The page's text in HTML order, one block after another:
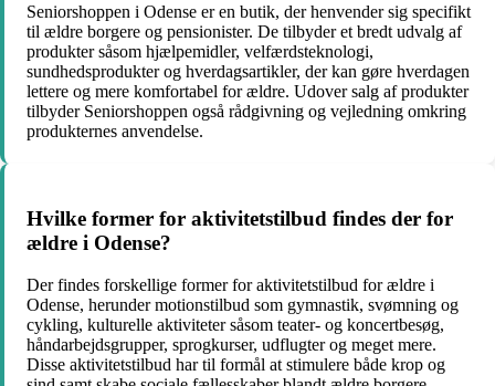
Seniorshoppen i Odense er en butik, der henvender sig specifikt
til ældre borgere og pensionister. De tilbyder et bredt udvalg af
produkter såsom hjælpemidler, velfærdsteknologi,
sundhedsprodukter og hverdagsartikler, der kan gøre hverdagen
lettere og mere komfortabel for ældre. Udover salg af produkter
tilbyder Seniorshoppen også rådgivning og vejledning omkring
produkternes anvendelse.
Hvilke former for aktivitetstilbud findes der for
ældre i Odense?
Der findes forskellige former for aktivitetstilbud for ældre i
Odense, herunder motionstilbud som gymnastik, svømning og
cykling, kulturelle aktiviteter såsom teater- og koncertbesøg,
håndarbejdsgrupper, sprogkurser, udflugter og meget mere.
Disse aktivitetstilbud har til formål at stimulere både krop og